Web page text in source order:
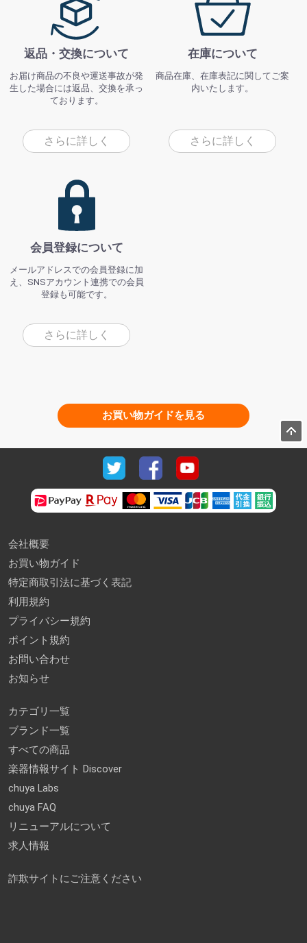
返品・交換について
お届け商品の不良や運送事故が発
生した場合には返品、交換を承っ
ております。
さらに詳しく
在庫について
商品在庫、在庫表記に関してご案
内いたします。
さらに詳しく
会員登録について
メールアドレスでの会員登録に加
え、SNSアカウント連携での会員
登録も可能です。
さらに詳しく
お買い物ガイドを見る
会社概要
お買い物ガイド
特定商取引法に基づく表記
利用規約
プライバシー規約
ポイント規約
お問い合わせ
お知らせ
カテゴリ一覧
ブランド一覧
すべての商品
楽器情報サイト Discover
chuya Labs
chuya FAQ
リニューアルについて
求人情報
詐欺サイトにご注意ください